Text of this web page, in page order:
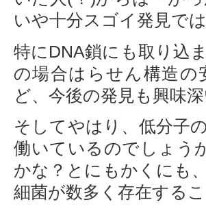
いや十分スゴイ発見で
特にDNA鎖にも取り込
の場合はらせん構造の
ど、今後の発見も興味
そしてやはり、低分子
働いているのでしょう
かな？とにもかくにも
細菌が数多く存在する